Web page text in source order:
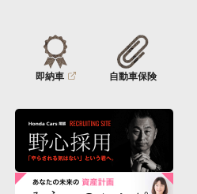
即納車 自動車保険